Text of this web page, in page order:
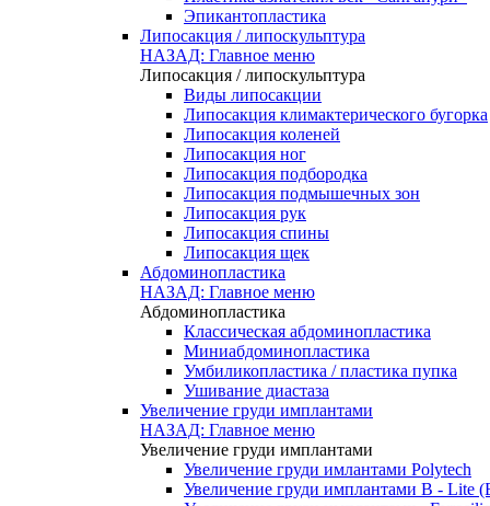
Эпикантопластика
Липосакция / липоскульптура
НАЗАД: Главное меню
Липосакция / липоскульптура
Виды липосакции
Липосакция климактерического бугорка
Липосакция коленей
Липосакция ног
Липосакция подбородка
Липосакция подмышечных зон
Липосакция рук
Липосакция спины
Липосакция щек
Абдоминопластика
НАЗАД: Главное меню
Абдоминопластика
Классическая абдоминопластика
Миниабдоминопластика
Умбиликопластика / пластика пупка
Ушивание диастаза
Увеличение груди имплантами
НАЗАД: Главное меню
Увеличение груди имплантами
Увеличение груди имлантами Polytech
Увеличение груди имплантами B - Lite